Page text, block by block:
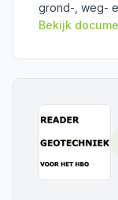
grond-, weg-
met als
de
Bekijk